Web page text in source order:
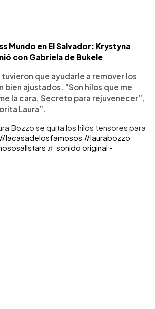
Mundo en El Salvador: Krystyna
con Gabriela de Bukele
tuvieron que ayudarle a remover los
bien ajustados. "Son hilos que me
la cara. Secreto para rejuvenecer”,
Laura”.
Bozzo se quita los hilos tensores para
#lacasadelosfamosos #laurabozzo
♬ sonido original -